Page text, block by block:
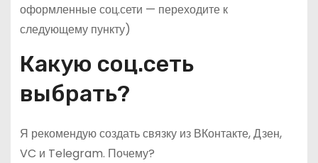
оформленные соц.сети — переходите к
следующему пункту)
Какую соц.сеть
выбрать?
Я рекомендую создать связку из ВКонтакте, Дзен,
VC и Telegram. Почему?